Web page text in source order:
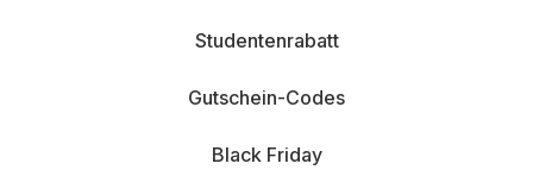
Studentenrabatt
Gutschein-Codes
Black Friday